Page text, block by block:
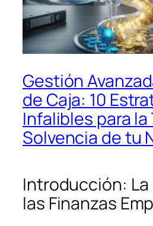
Gestión
de Caja: 10
Infalibles para
Solvencia de tu
Introducción: La
las Finanzas